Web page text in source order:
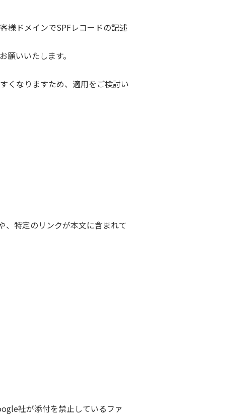
様ドメインでSPFレコードの記述
いいたします。
くなりますため、適用をご検討い
、特定のリンクが本文に含まれて
社が添付を禁止しているファ